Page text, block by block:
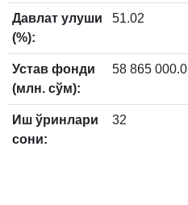
Давлат улуши
(%):
51.02
Устав фонди
(млн. сўм):
58 865 000.0
Иш ўринлари
сони:
32